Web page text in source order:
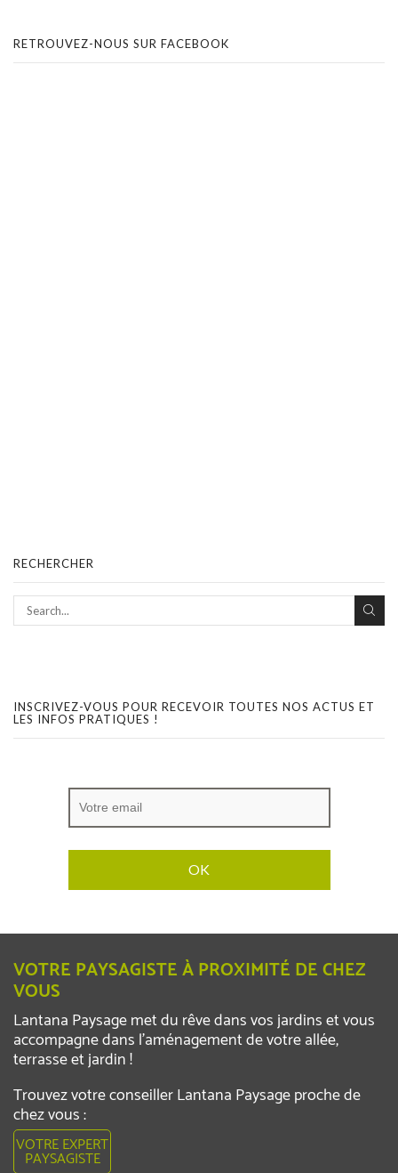
RETROUVEZ-NOUS SUR FACEBOOK
RECHERCHER
INSCRIVEZ-VOUS POUR RECEVOIR TOUTES NOS ACTUS ET
LES INFOS PRATIQUES !
VOTRE PAYSAGISTE À PROXIMITÉ DE CHEZ
VOUS
Lantana Paysage met du rêve dans vos jardins et vous
accompagne dans l’aménagement de votre allée,
terrasse et jardin !
Trouvez votre conseiller Lantana Paysage proche de
chez vous :
VOTRE EXPERT
PAYSAGISTE